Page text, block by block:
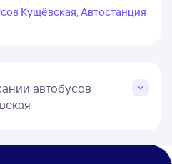
Кущёвская, Автостанция
автобусов